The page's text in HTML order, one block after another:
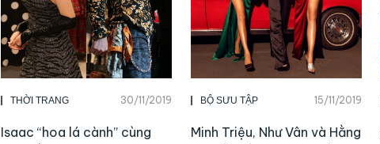
THỜI TRANG 30/11/2019
Isaac “hoa lá cành” cùng
BỘ SƯU TẬP 15/11/2019
Minh Triệu, Như Vân và Hằng